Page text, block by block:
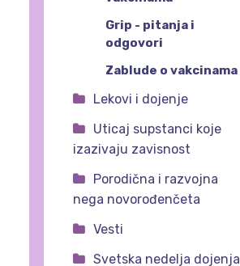
Grip - pitanja i
odgovori
Zablude o vakcinama
Lekovi i dojenje
Uticaj supstanci koje
izazivaju zavisnost
Porodična i razvojna
nega novorođenčeta
Vesti
Svetska nedelja dojenja